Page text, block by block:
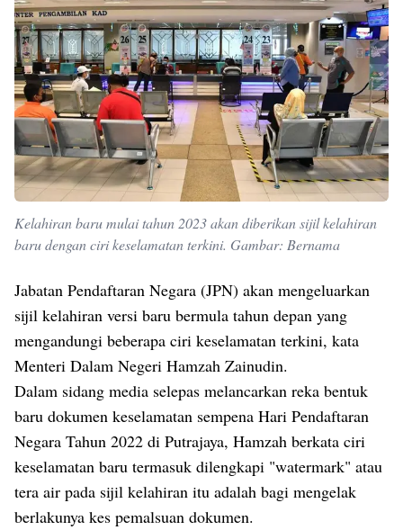
Kelahiran baru mulai tahun 2023 akan diberikan sijil kelahiran
baru dengan ciri keselamatan terkini. Gambar: Bernama
Jabatan Pendaftaran Negara (JPN) akan mengeluarkan
sijil kelahiran versi baru bermula tahun depan yang
mengandungi beberapa ciri keselamatan terkini, kata
Menteri Dalam Negeri Hamzah Zainudin.
Dalam sidang media selepas melancarkan reka bentuk
baru dokumen keselamatan sempena Hari Pendaftaran
Negara Tahun 2022 di Putrajaya, Hamzah berkata ciri
keselamatan baru termasuk dilengkapi "watermark" atau
tera air pada sijil kelahiran itu adalah bagi mengelak
berlakunya kes pemalsuan dokumen.